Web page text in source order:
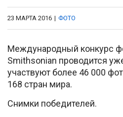
23 МАРТА 2016 | ФОТО
Международный конкурс
Smithsonian проводится
участвуют более 46 000
168 стран мира.
Снимки победителей.